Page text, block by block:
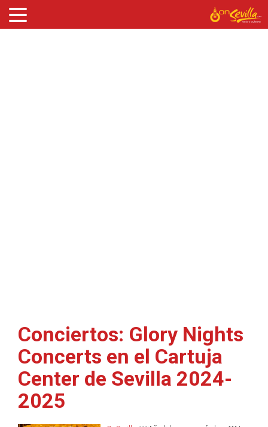
Conciertos: Glory Nights
Concerts en el Cartuja
Center de Sevilla 2024-
2025